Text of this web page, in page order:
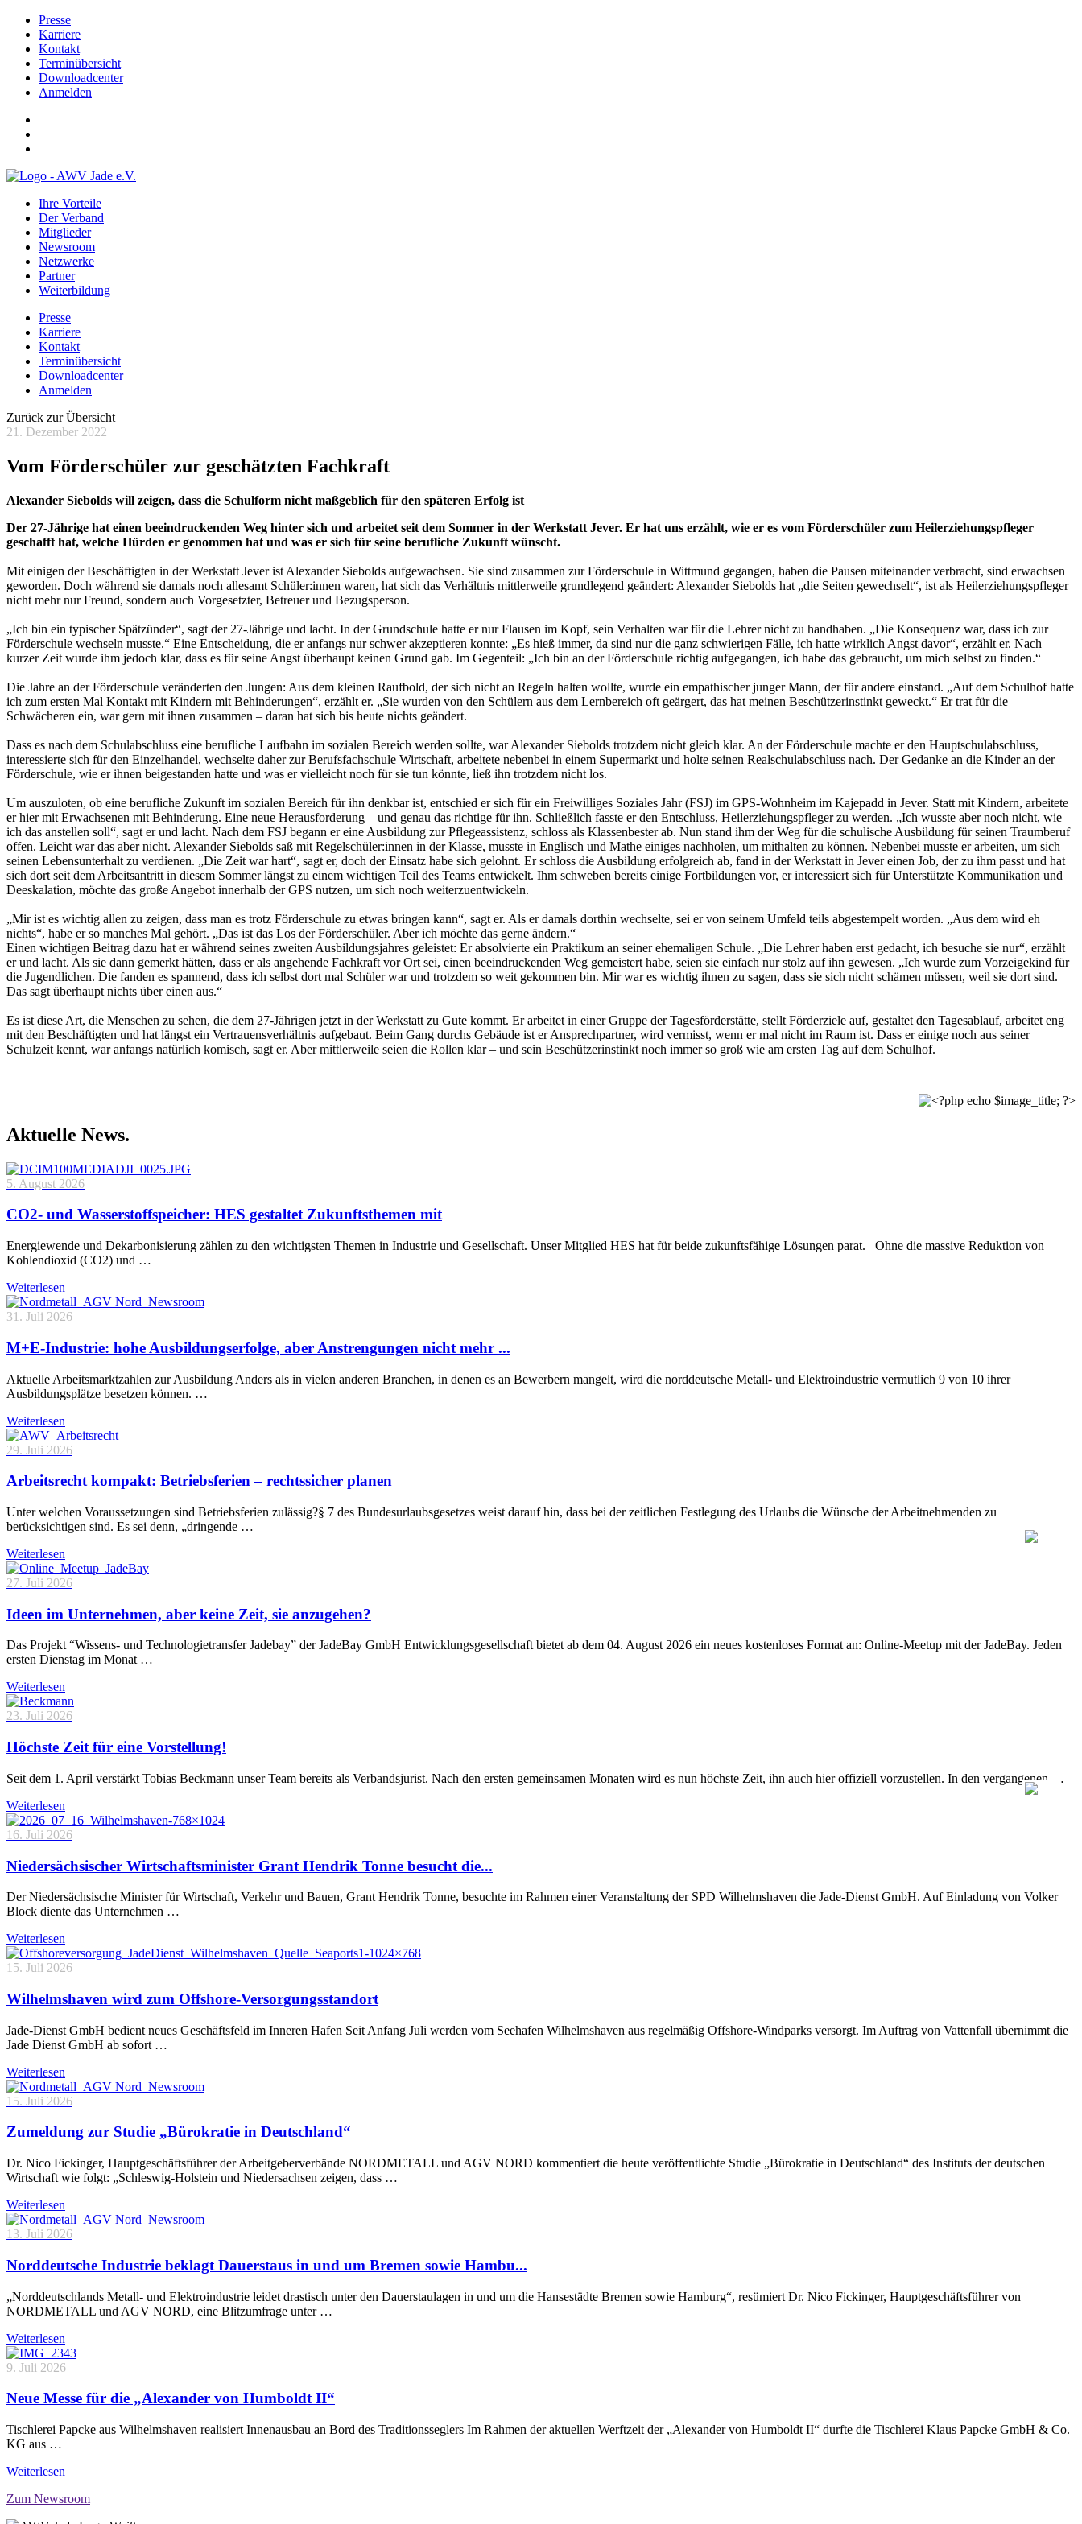
Presse
Karriere
Kontakt
Terminübersicht
Downloadcenter
Anmelden
Ihre Vorteile
Der Verband
Mitglieder
Newsroom
Netzwerke
Partner
Weiterbildung
Presse
Karriere
Kontakt
Terminübersicht
Downloadcenter
Anmelden
Zurück zur Übersicht
21. Dezember 2022
Vom Förderschüler zur geschätzten Fachkraft
Alexander Siebolds will zeigen, dass die Schulform nicht maßgeblich für den späteren Erfolg ist
Der 27-Jährige hat einen beeindruckenden Weg hinter sich und arbeitet seit dem Sommer in der Werkstatt Jever. Er hat uns erzählt, wie er es vom Förderschüler zum Heilerziehungspfleger
geschafft hat, welche Hürden er genommen hat und was er sich für seine berufliche Zukunft wünscht.
Mit einigen der Beschäftigten in der Werkstatt Jever ist Alexander Siebolds aufgewachsen. Sie sind zusammen zur Förderschule in Wittmund gegangen, haben die Pausen miteinander verbracht, sind erwachsen
geworden. Doch während sie damals noch allesamt Schüler:innen waren, hat sich das Verhältnis mittlerweile grundlegend geändert: Alexander Siebolds hat „die Seiten gewechselt“, ist als Heilerziehungspfleger
nicht mehr nur Freund, sondern auch Vorgesetzter, Betreuer und Bezugsperson.
„Ich bin ein typischer Spätzünder“, sagt der 27-Jährige und lacht. In der Grundschule hatte er nur Flausen im Kopf, sein Verhalten war für die Lehrer nicht zu handhaben. „Die Konsequenz war, dass ich zur
Förderschule wechseln musste.“ Eine Entscheidung, die er anfangs nur schwer akzeptieren konnte: „Es hieß immer, da sind nur die ganz schwierigen Fälle, ich hatte wirklich Angst davor“, erzählt er. Nach
kurzer Zeit wurde ihm jedoch klar, dass es für seine Angst überhaupt keinen Grund gab. Im Gegenteil: „Ich bin an der Förderschule richtig aufgegangen, ich habe das gebraucht, um mich selbst zu finden.“
Die Jahre an der Förderschule veränderten den Jungen: Aus dem kleinen Raufbold, der sich nicht an Regeln halten wollte, wurde ein empathischer junger Mann, der für andere einstand. „Auf dem Schulhof hatte
ich zum ersten Mal Kontakt mit Kindern mit Behinderungen“, erzählt er. „Sie wurden von den Schülern aus dem Lernbereich oft geärgert, das hat meinen Beschützerinstinkt geweckt.“ Er trat für die
Schwächeren ein, war gern mit ihnen zusammen – daran hat sich bis heute nichts geändert.
Dass es nach dem Schulabschluss eine berufliche Laufbahn im sozialen Bereich werden sollte, war Alexander Siebolds trotzdem nicht gleich klar. An der Förderschule machte er den Hauptschulabschluss,
interessierte sich für den Einzelhandel, wechselte daher zur Berufsfachschule Wirtschaft, arbeitete nebenbei in einem Supermarkt und holte seinen Realschulabschluss nach. Der Gedanke an die Kinder an der
Förderschule, wie er ihnen beigestanden hatte und was er vielleicht noch für sie tun könnte, ließ ihn trotzdem nicht los.
Um auszuloten, ob eine berufliche Zukunft im sozialen Bereich für ihn denkbar ist, entschied er sich für ein Freiwilliges Soziales Jahr (FSJ) im GPS-Wohnheim im Kajepadd in Jever. Statt mit Kindern, arbeitete
er hier mit Erwachsenen mit Behinderung. Eine neue Herausforderung – und genau das richtige für ihn. Schließlich fasste er den Entschluss, Heilerziehungspfleger zu werden. „Ich wusste aber noch nicht, wie
ich das anstellen soll“, sagt er und lacht. Nach dem FSJ begann er eine Ausbildung zur Pflegeassistenz, schloss als Klassenbester ab. Nun stand ihm der Weg für die schulische Ausbildung für seinen Traumberuf
offen. Leicht war das aber nicht. Alexander Siebolds saß mit Regelschüler:innen in der Klasse, musste in Englisch und Mathe einiges nachholen, um mithalten zu können. Nebenbei musste er arbeiten, um sich
seinen Lebensunterhalt zu verdienen. „Die Zeit war hart“, sagt er, doch der Einsatz habe sich gelohnt. Er schloss die Ausbildung erfolgreich ab, fand in der Werkstatt in Jever einen Job, der zu ihm passt und hat
sich dort seit dem Arbeitsantritt in diesem Sommer längst zu einem wichtigen Teil des Teams entwickelt. Ihm schweben bereits einige Fortbildungen vor, er interessiert sich für Unterstützte Kommunikation und
Deeskalation, möchte das große Angebot innerhalb der GPS nutzen, um sich noch weiterzuentwickeln.
„Mir ist es wichtig allen zu zeigen, dass man es trotz Förderschule zu etwas bringen kann“, sagt er. Als er damals dorthin wechselte, sei er von seinem Umfeld teils abgestempelt worden. „Aus dem wird eh
nichts“, habe er so manches Mal gehört. „Das ist das Los der Förderschüler. Aber ich möchte das gerne ändern.“
Einen wichtigen Beitrag dazu hat er während seines zweiten Ausbildungsjahres geleistet: Er absolvierte ein Praktikum an seiner ehemaligen Schule. „Die Lehrer haben erst gedacht, ich besuche sie nur“, erzählt
er und lacht. Als sie dann gemerkt hätten, dass er als angehende Fachkraft vor Ort sei, einen beeindruckenden Weg gemeistert habe, seien sie einfach nur stolz auf ihn gewesen. „Ich wurde zum Vorzeigekind für
die Jugendlichen. Die fanden es spannend, dass ich selbst dort mal Schüler war und trotzdem so weit gekommen bin. Mir war es wichtig ihnen zu sagen, dass sie sich nicht schämen müssen, weil sie dort sind.
Das sagt überhaupt nichts über einen aus.“
Es ist diese Art, die Menschen zu sehen, die dem 27-Jährigen jetzt in der Werkstatt zu Gute kommt. Er arbeitet in einer Gruppe der Tagesförderstätte, stellt Förderziele auf, gestaltet den Tagesablauf, arbeitet eng
mit den Beschäftigten und hat längst ein Vertrauensverhältnis aufgebaut. Beim Gang durchs Gebäude ist er Ansprechpartner, wird vermisst, wenn er mal nicht im Raum ist. Dass er einige noch aus seiner
Schulzeit kennt, war anfangs natürlich komisch, sagt er. Aber mittlerweile seien die Rollen klar – und sein Beschützerinstinkt noch immer so groß wie am ersten Tag auf dem Schulhof.
Aktuelle News.
5. August 2026
CO2- und Wasserstoffspeicher: HES gestaltet Zukunftsthemen mit
Energiewende und Dekarbonisierung zählen zu den wichtigsten Themen in Industrie und Gesellschaft. Unser Mitglied HES hat für beide zukunftsfähige Lösungen parat. Ohne die massive Reduktion von
Kohlendioxid (CO2) und …
Weiterlesen
31. Juli 2026
M+E-Industrie: hohe Ausbildungserfolge, aber Anstrengungen nicht mehr ...
Aktuelle Arbeitsmarktzahlen zur Ausbildung Anders als in vielen anderen Branchen, in denen es an Bewerbern mangelt, wird die norddeutsche Metall- und Elektroindustrie vermutlich 9 von 10 ihrer
Ausbildungsplätze besetzen können. …
Weiterlesen
29. Juli 2026
Arbeitsrecht kompakt: Betriebsferien – rechtssicher planen
Unter welchen Voraussetzungen sind Betriebsferien zulässig?§ 7 des Bundesurlaubsgesetzes weist darauf hin, dass bei der zeitlichen Festlegung des Urlaubs die Wünsche der Arbeitnehmenden zu
berücksichtigen sind. Es sei denn, „dringende …
Weiterlesen
27. Juli 2026
Ideen im Unternehmen, aber keine Zeit, sie anzugehen?
Das Projekt “Wissens- und Technologietransfer Jadebay” der JadeBay GmbH Entwicklungsgesellschaft bietet ab dem 04. August 2026 ein neues kostenloses Format an: Online-Meetup mit der JadeBay. Jeden
ersten Dienstag im Monat …
Weiterlesen
23. Juli 2026
Höchste Zeit für eine Vorstellung!
Seit dem 1. April verstärkt Tobias Beckmann unser Team bereits als Verbandsjurist. Nach den ersten gemeinsamen Monaten wird es nun höchste Zeit, ihn auch hier offiziell vorzustellen. In den vergangenen …
Weiterlesen
16. Juli 2026
Niedersächsischer Wirtschaftsminister Grant Hendrik Tonne besucht die...
Der Niedersächsische Minister für Wirtschaft, Verkehr und Bauen, Grant Hendrik Tonne, besuchte im Rahmen einer Veranstaltung der SPD Wilhelmshaven die Jade-Dienst GmbH. Auf Einladung von Volker
Block diente das Unternehmen …
Weiterlesen
15. Juli 2026
Wilhelmshaven wird zum Offshore-Versorgungsstandort
Jade-Dienst GmbH bedient neues Geschäftsfeld im Inneren Hafen Seit Anfang Juli werden vom Seehafen Wilhelmshaven aus regelmäßig Offshore-Windparks versorgt. Im Auftrag von Vattenfall übernimmt die
Jade Dienst GmbH ab sofort …
Weiterlesen
15. Juli 2026
Zumeldung zur Studie „Bürokratie in Deutschland“
Dr. Nico Fickinger, Hauptgeschäftsführer der Arbeitgeberverbände NORDMETALL und AGV NORD kommentiert die heute veröffentlichte Studie „Bürokratie in Deutschland“ des Instituts der deutschen
Wirtschaft wie folgt: „Schleswig-Holstein und Niedersachsen zeigen, dass …
Weiterlesen
13. Juli 2026
Norddeutsche Industrie beklagt Dauerstaus in und um Bremen sowie Hambu...
„Norddeutschlands Metall- und Elektroindustrie leidet drastisch unter den Dauerstaulagen in und um die Hansestädte Bremen sowie Hamburg“, resümiert Dr. Nico Fickinger, Hauptgeschäftsführer von
NORDMETALL und AGV NORD, eine Blitzumfrage unter …
Weiterlesen
9. Juli 2026
Neue Messe für die „Alexander von Humboldt II“
Tischlerei Papcke aus Wilhelmshaven realisiert Innenausbau an Bord des Traditionsseglers Im Rahmen der aktuellen Werftzeit der „Alexander von Humboldt II“ durfte die Tischlerei Klaus Papcke GmbH & Co.
KG aus …
Weiterlesen
Zum Newsroom